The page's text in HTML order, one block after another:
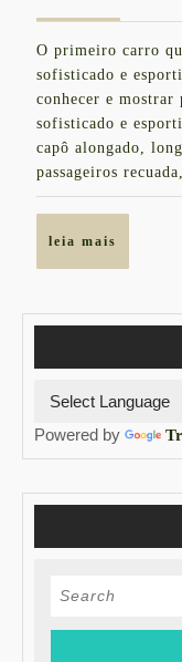
O primeiro carro
sofisticado e
conhecer e mostrar
sofisticado e
capô alongado,
passageiros
leia mais
Powered by
Search